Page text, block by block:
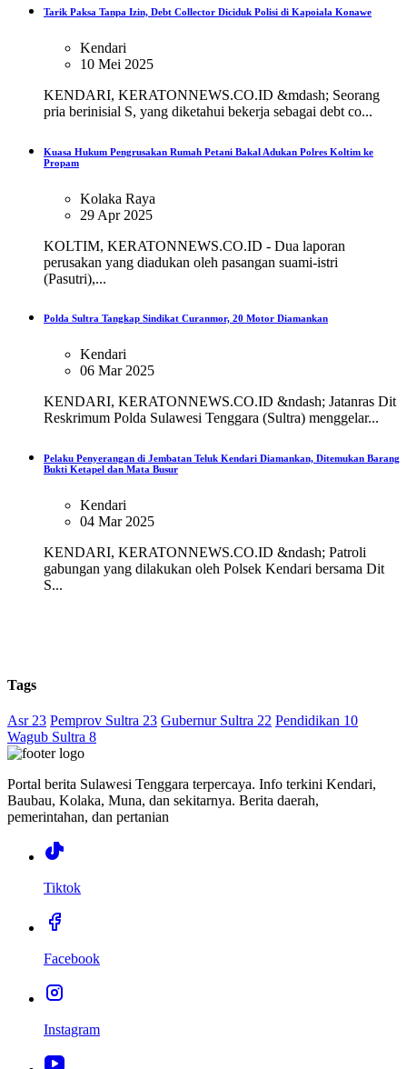
Tarik Paksa Tanpa Izin, Debt Collector Diciduk Polisi di Kapoiala Konawe
Kendari
10 Mei 2025
KENDARI, KERATONNEWS.CO.ID &mdash; Seorang
pria berinisial S, yang diketahui bekerja sebagai debt co...
Kuasa Hukum Pengrusakan Rumah Petani Bakal Adukan Polres Koltim ke
Propam
Kolaka Raya
29 Apr 2025
KOLTIM, KERATONNEWS.CO.ID - Dua laporan
perusakan yang diadukan oleh pasangan suami-istri
(Pasutri),...
Polda Sultra Tangkap Sindikat Curanmor, 20 Motor Diamankan
Kendari
06 Mar 2025
KENDARI, KERATONNEWS.CO.ID &ndash; Jatanras Dit
Reskrimum Polda Sulawesi Tenggara (Sultra) menggelar...
Pelaku Penyerangan di Jembatan Teluk Kendari Diamankan, Ditemukan Barang
Bukti Ketapel dan Mata Busur
Kendari
04 Mar 2025
KENDARI, KERATONNEWS.CO.ID &ndash; Patroli
gabungan yang dilakukan oleh Polsek Kendari bersama Dit
S...
Tags
Asr 23 Pemprov Sultra 23 Gubernur Sultra 22 Pendidikan 10
Wagub Sultra 8
Portal berita Sulawesi Tenggara terpercaya. Info terkini Kendari,
Baubau, Kolaka, Muna, dan sekitarnya. Berita daerah,
pemerintahan, dan pertanian
Tiktok
Facebook
Instagram